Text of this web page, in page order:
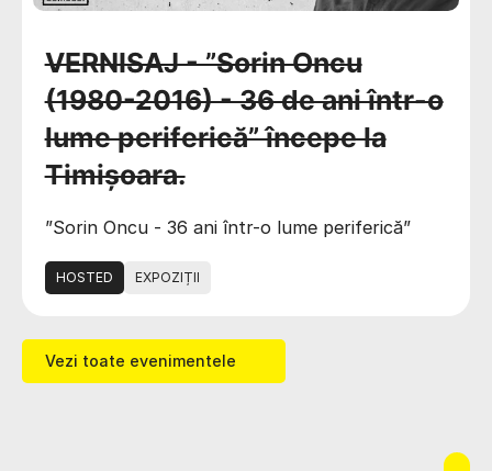
VERNISAJ - ”Sorin Oncu
(1980-2016) - 36 de ani într-o
lume periferică” începe la
Timișoara.
”Sorin Oncu - 36 ani într-o lume periferică”
HOSTED EXPOZIȚII
Vezi toate evenimentele